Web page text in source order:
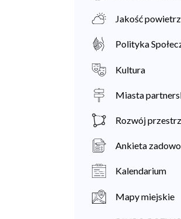
Jakość
Polityka
Kultura
Miasta
Rozwój
Ankieta
Kalendarium
Mapy miejskie